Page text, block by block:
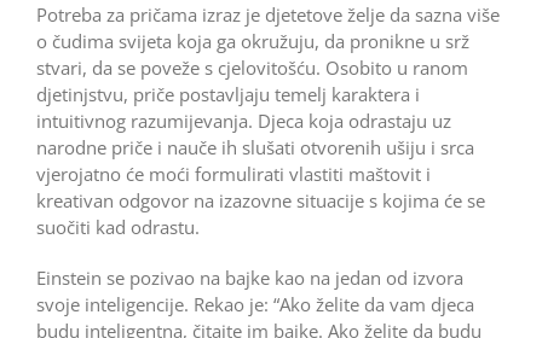
Potreba za pričama izraz je djetetove želje da sazna više
o čudima svijeta koja ga okružuju, da pronikne u srž
stvari, da se poveže s cjelovitošću. Osobito u ranom
djetinjstvu, priče postavljaju temelj karaktera i
intuitivnog razumijevanja. Djeca koja odrastaju uz
narodne priče i nauče ih slušati otvorenih ušiju i srca
vjerojatno će moći formulirati vlastiti maštovit i
kreativan odgovor na izazovne situacije s kojima će se
suočiti kad odrastu.
Einstein se pozivao na bajke kao na jedan od izvora
svoje inteligencije. Rekao je: “Ako želite da vam djeca
budu inteligentna, čitajte im bajke. Ako želite da budu